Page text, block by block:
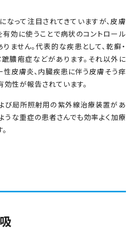
って注目されてきていますが、皮膚
効に使うことで病状のコントロール
ません。代表的な疾患として、乾癬・
膿疱症などがあります。それ以外に
性皮膚炎、内臓疾患に伴う皮膚そう痒
性が報告されています。
び局所照射用の紫外線治療装置があ
うな重症の患者さんでも効率よく加療